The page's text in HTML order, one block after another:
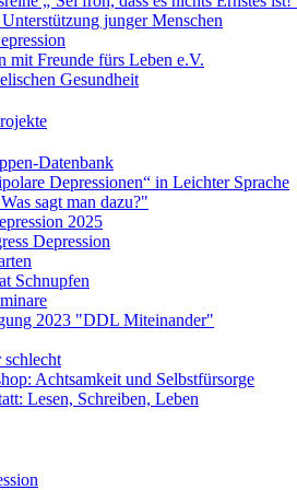
junger Menschen
mit Freunde fürs Leben e.V.
Gesundheit
Datenbank
Depressionen“ in Leichter Sprache
sagt man dazu?"
2025
Depression
Schnupfen
2023 "DDL Miteinander"
Achtsamkeit und Selbstfürsorge
Lesen, Schreiben, Leben